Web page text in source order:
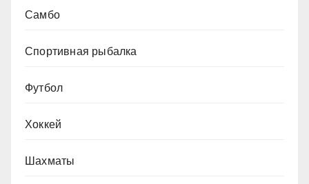
Самбо
Спортивная рыбалка
Футбол
Хоккей
Шахматы